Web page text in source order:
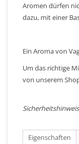
Aromen dürfen
dazu, mit einer
Ein Aroma von
Um das richtige
von unserem
Eigenschaften